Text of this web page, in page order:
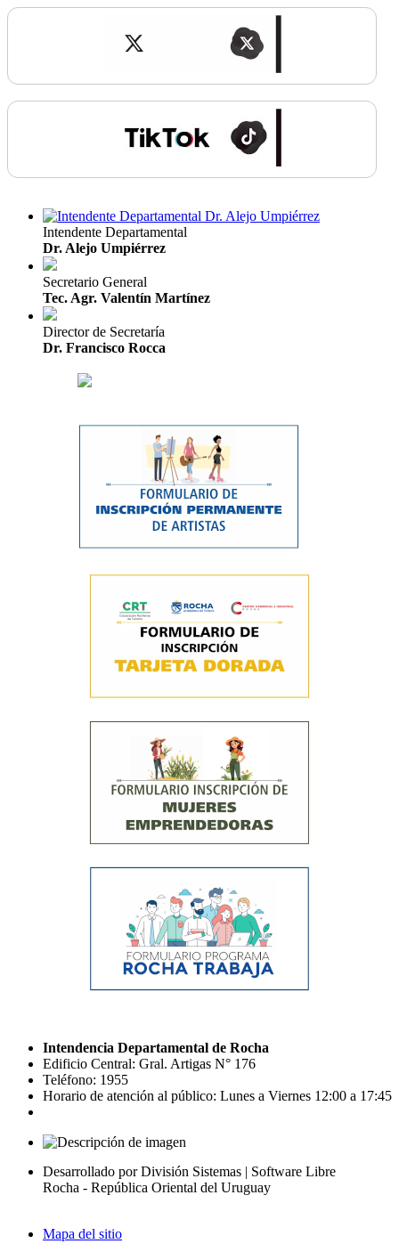
Intendente Departamental
Dr. Alejo Umpiérrez
Secretario General
Tec. Agr. Valentín Martínez
Director de Secretaría
Dr. Francisco Rocca
Intendencia Departamental de Rocha
Edificio Central: Gral. Artigas N° 176
Teléfono: 1955
Horario de atención al público: Lunes a Viernes 12:00 a 17:45
Desarrollado por División Sistemas | Software Libre
Rocha - República Oriental del Uruguay
Mapa del sitio